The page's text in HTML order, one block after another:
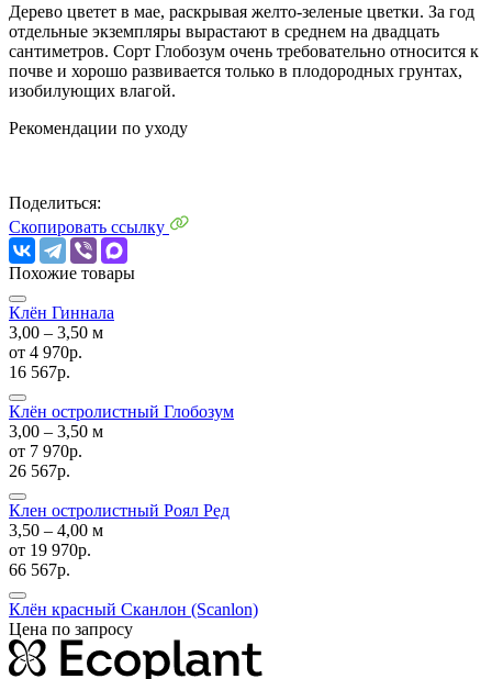
Дерево цветет в мае, раскрывая желто-зеленые цветки. За год
отдельные экземпляры вырастают в среднем на двадцать
сантиметров. Сорт Глобозум очень требовательно относится к
почве и хорошо развивается только в плодородных грунтах,
изобилующих влагой.
Рекомендации по уходу
Поделиться:
Скопировать ссылку
Похожие товары
Клён Гиннала
3,00 ‒ 3,50 м
от 4 970р.
16 567р.
Клён остролистный Глобозум
3,00 ‒ 3,50 м
от 7 970р.
26 567р.
Клен остролистный Роял Ред
3,50 ‒ 4,00 м
от 19 970р.
66 567р.
Клён красный Сканлон (Scanlon)
Цена по запросу